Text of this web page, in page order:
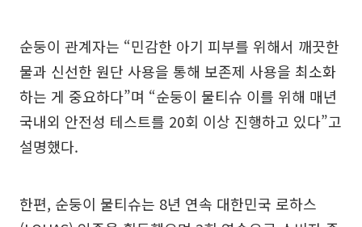
순둥이 관계자는 “민감한 아기 피부를 위해서 깨끗한
물과 신선한 원단 사용을 통해 보존제 사용을 최소화
하는 게 중요하다”며 “순둥이 물티슈 이를 위해 매년
국내외 안전성 테스트를 20회 이상 진행하고 있다”고
설명했다.
한편, 순둥이 물티슈는 8년 연속 대한민국 로하스